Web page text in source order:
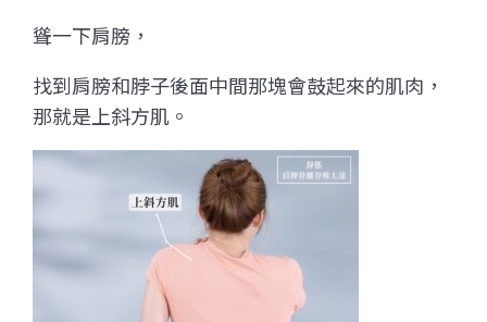
聳一下肩膀，
找到肩膀和脖子後面中間那塊會鼓起來的肌肉，
那就是上斜方肌。